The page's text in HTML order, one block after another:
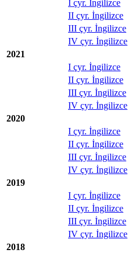
I çyr. İngilizce
II çyr. İngilizce
III çyr. İngilizce
IV çyr. İngilizce
2021
I çyr. İngilizce
II çyr. İngilizce
III çyr. İngilizce
IV çyr. İngilizce
2020
I çyr. İngilizce
II çyr. İngilizce
III çyr. İngilizce
IV çyr. İngilizce
2019
I çyr. İngilizce
II çyr. İngilizce
III çyr. İngilizce
IV çyr. İngilizce
2018